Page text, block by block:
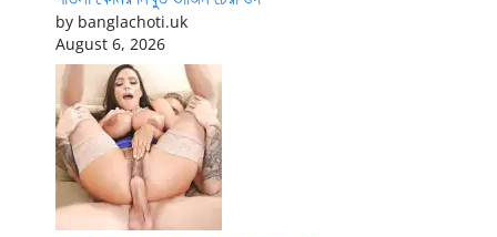
by banglachoti.uk
August 6, 2026